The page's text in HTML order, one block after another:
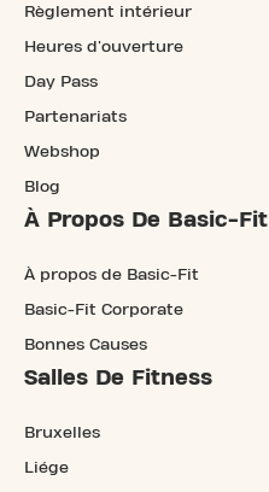
Règlement intérieur
Heures d'ouverture
Day Pass
Partenariats
Webshop
Blog
À Propos De Basic-Fit
À propos de Basic-Fit
Basic-Fit Corporate
Bonnes Causes
Salles De Fitness
Bruxelles
Liége